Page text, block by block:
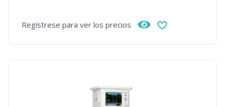
Regístrese para ver los precios